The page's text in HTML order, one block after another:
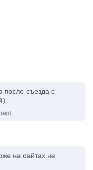
после съезда с
на сайтах не